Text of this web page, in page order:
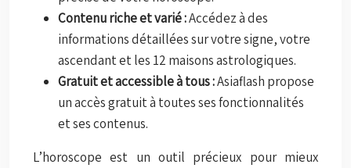
Contenu riche et varié :Accédez à des
informations détaillées sur votre signe, votre
ascendant et les 12 maisons astrologiques.
Gratuit et accessible à tous :Asiaflash propose
un accès gratuit à toutes ses fonctionnalités
et ses contenus.
L’horoscope est un outil précieux pour mieux